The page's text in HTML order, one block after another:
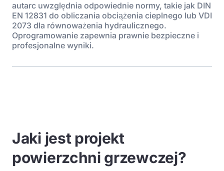
autarc uwzględnia odpowiednie normy, takie jak DIN
EN 12831 do obliczania obciążenia cieplnego lub VDI
2073 dla równoważenia hydraulicznego.
Oprogramowanie zapewnia prawnie bezpieczne i
profesjonalne wyniki.
Jaki jest projekt
powierzchni grzewczej?